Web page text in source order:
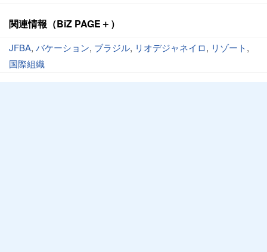
関連情報（BiZ PAGE＋）
JFBA, バケーション, ブラジル, リオデジャネイロ, リゾート,
国際組織